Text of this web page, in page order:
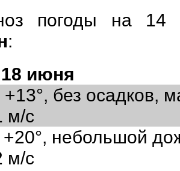
погоды на
:
18 июня
без осадков,
м/с
небольшой
м/с